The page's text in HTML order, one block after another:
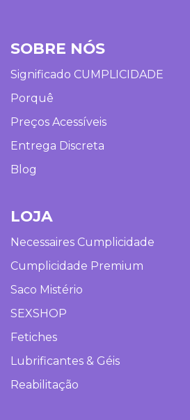
SOBRE NÓS
Significado CUMPLICIDADE
Porquê
Preços Acessíveis
Entrega Discreta
Blog
LOJA
Necessaires Cumplicidade
Cumplicidade Premium
Saco Mistério
SEXSHOP
Fetiches
Lubrificantes & Géis
Reabilitação